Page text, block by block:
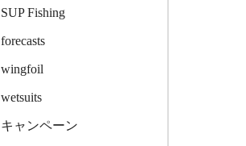
SUP Fishing
forecasts
wingfoil
wetsuits
キャンペーン